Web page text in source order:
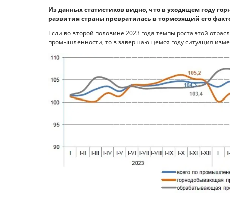
Из данных статистиков видно, что в уходящем году
развития страны превратилась в тормозящий его
Если во второй половине 2023 года темпы роста этой
промышленности, то в завершающемся году ситуация